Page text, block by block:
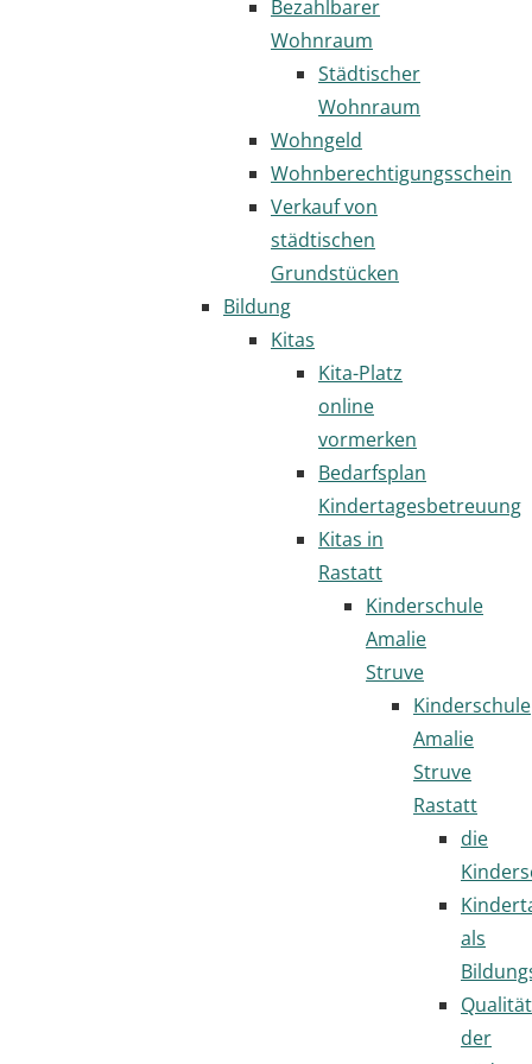
Bezahlbarer
Wohnraum
Städtischer
Wohnraum
Wohngeld
Wohnberechtigungsschein
Verkauf von
städtischen
Grundstücken
Bildung
Kitas
Kita-Platz
online
vormerken
Bedarfsplan
Kindertagesbetreuung
Kitas in
Rastatt
Kinderschule
Amalie
Struve
Kinderschule
Amalie
Struve
Rastatt
die
als
Qualität
der